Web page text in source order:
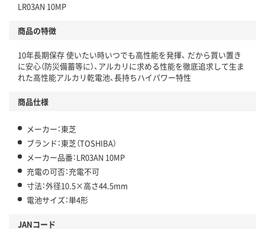
LR03AN 10MP
商品の特徴
10年長期保存 使いたい時いつでも高性能を発揮、 だから買い置き
に安心（防災備蓄等に）、アルカリに求める性能を徹底追求して生ま
れた高性能アルカリ乾電池、長持ちハイパワー特性
商品仕様
メーカー：東芝
ブランド：東芝（TOSHIBA）
メーカー品番：LR03AN 10MP
充電の可否：充電不可
寸法：外径10.5×高さ44.5mm
電池サイズ：単4形
JANコード